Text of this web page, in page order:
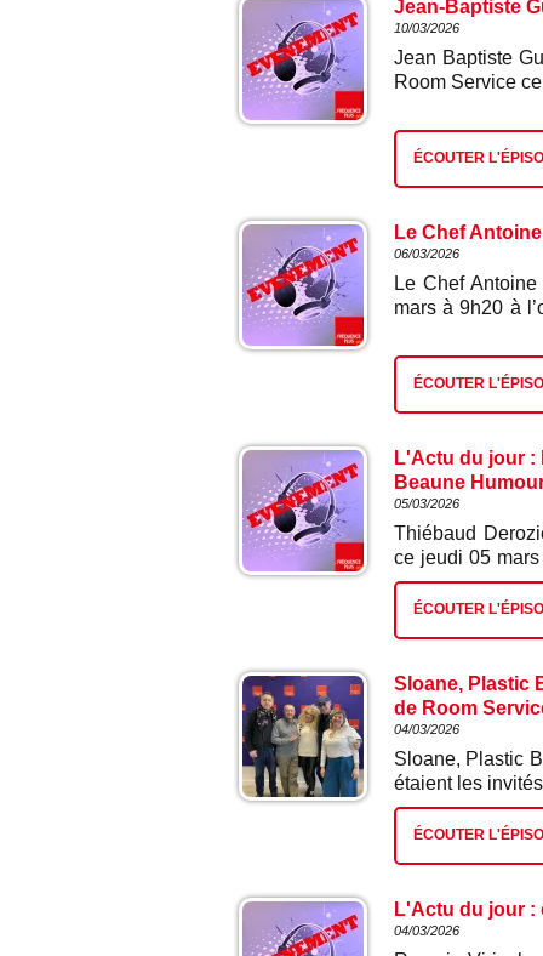
Jean-Baptiste
10/03/2026
Jean Baptiste
Room Service
Dijon dimanche
ÉCOUTER
Le Chef
06/03/2026
Le Chef
mars à 9h20 à
14 cuisiniers au
représentant de
qui a débuté
ÉCOUTER
L'Actu du jour :
Beaune
05/03/2026
Thiébaud
ce jeudi 05
stand-up baptisé
7 mars, lors de
Magique.
Il a déjà
Pastureau et
Club dont le but
dans la région
ÉCOUTER
Sloane, Plastic
de Room
04/03/2026
Sloane, Plastic
étaient les
à l'occasion de
Lons-le-
exceptionnel
Plastic
Raft, Boney M
ÉCOUTER
L'Actu du jour :
04/03/2026